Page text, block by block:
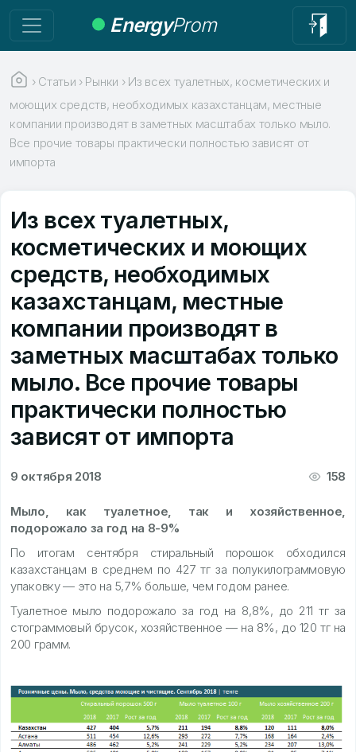
EnergyProm
› Статьи › Рынки › Из всех туалетных, косметических и
моющих средств, необходимых казахстанцам, местные
компании производят в заметных масштабах только мыло.
Все прочие товары практически полностью зависят от
импорта
Из всех туалетных,
косметических и моющих
средств, необходимых
казахстанцам, местные
компании производят в
заметных масштабах только
мыло. Все прочие товары
практически полностью
зависят от импорта
9 октября 2018 158
Мыло, как туалетное, так и хозяйственное,
подорожало за год на 8-9%
По итогам сентября стиральный порошок обходился
казахстанцам в среднем по 427 тг за полукилограммовую
упаковку — это на 5,7% больше, чем годом ранее.
Туалетное мыло подорожало за год на 8,8%, до 211 тг за
стограммовый брусок, хозяйственное — на 8%, до 120 тг на
200 грамм.